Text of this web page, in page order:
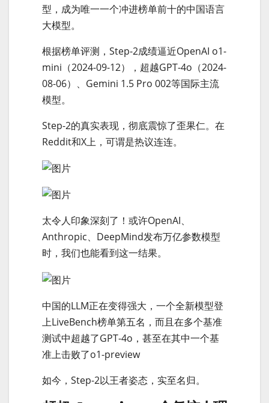
型，成为唯一一个冲进榜单前十的中国语言
大模型。
根据榜单评测，Step-2成绩逼近OpenAI o1-
mini（2024-09-12），超越GPT-4o（2024-
08-06）、Gemini 1.5 Pro 002等国际主流
模型。
Step-2的真实表现，彻底震惊了歪果仁。在
Reddit和X上，可谓是热议连连。
太令人印象深刻了！或许OpenAI、
Anthropic、DeepMind发布万亿参数模型
时，我们也能看到这一结果。
中国的LLM正在变得强大，一个全新模型登
上LiveBench榜单第五名，而且在多个基准
测试中超越了GPT-4o，甚至在其中一个基
准上击败了o1-preview
如今，Step-2以王者姿态，实至名归。